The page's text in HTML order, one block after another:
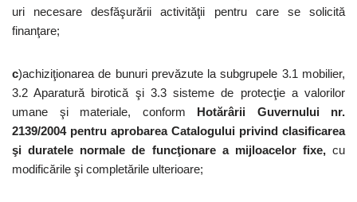
uri necesare desfăşurării activităţii pentru care se solicită
finanţare;
c)achiziţionarea de bunuri prevăzute la subgrupele 3.1 mobilier,
3.2 Aparatură birotică şi 3.3 sisteme de protecţie a valorilor
umane şi materiale, conform Hotărârii Guvernului nr.
2139/2004 pentru aprobarea Catalogului privind clasificarea
şi duratele normale de funcţionare a mijloacelor fixe, cu
modificările şi completările ulterioare;